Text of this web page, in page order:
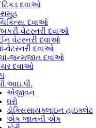
દવાઓ
દવાઓ
બકરી-વેટરનરી દવાઓ
વેટરનરી દવાઓ
વેટરનરી દવાઓ
જન્મજાત દવાઓ
દવાઓ
એંજીવન
ઘરો
ડોક્સિસાયક્લાઇન હાઇક્લેટ
એક જાતની એક